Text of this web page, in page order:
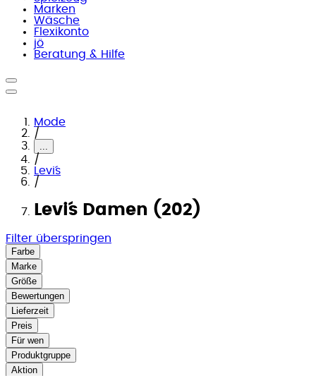
Marken
Wäsche
Flexikonto
jö
Beratung & Hilfe
Mode
/
...
/
Levi´s
/
Levi´s Damen (202)
Filter überspringen
Farbe
Marke
Größe
Bewertungen
Lieferzeit
Preis
Für wen
Produktgruppe
Aktion